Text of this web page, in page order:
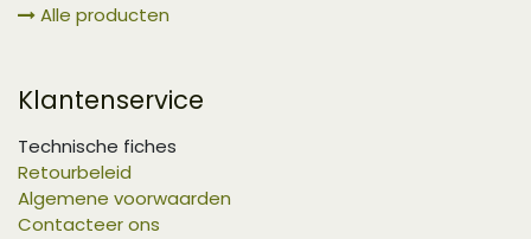
Alle producten
Klantenservice
Technische fiches
Retourbeleid
Algemene voorwaarden
Contacteer ons